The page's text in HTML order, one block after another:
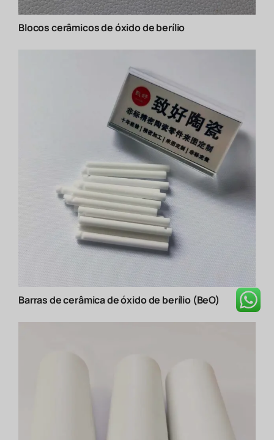
Blocos cerâmicos de óxido de berílio
Barras de cerâmica de óxido de berílio (BeO)